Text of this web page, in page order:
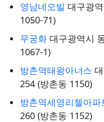
영남네오빌 대구광
1050-71)
무궁화 대구광역시
1067-1)
방촌역태왕아너스
254 (방촌동 1150)
방촌역세영리첼아파
260 (방촌동 1152)